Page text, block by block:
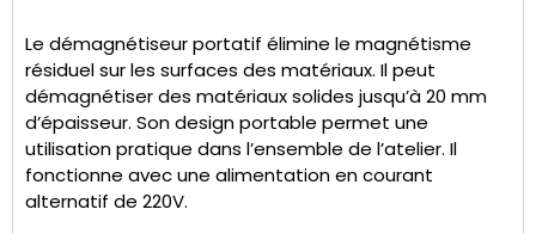
Le démagnétiseur portatif élimine le magnétisme
résiduel sur les surfaces des matériaux. Il peut
démagnétiser des matériaux solides jusqu’à 20 mm
d’épaisseur. Son design portable permet une
utilisation pratique dans l’ensemble de l’atelier. Il
fonctionne avec une alimentation en courant
alternatif de 220V.